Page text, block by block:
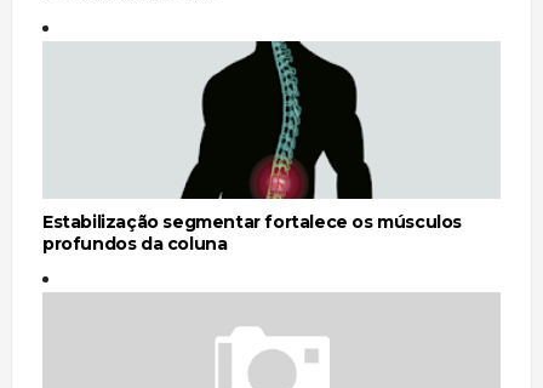
Estabilização segmentar fortalece os músculos
profundos da coluna